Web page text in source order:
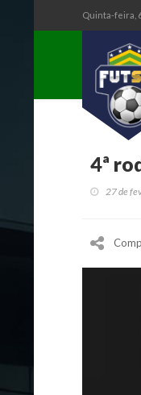
Quinta-feira,
4ª
27 de